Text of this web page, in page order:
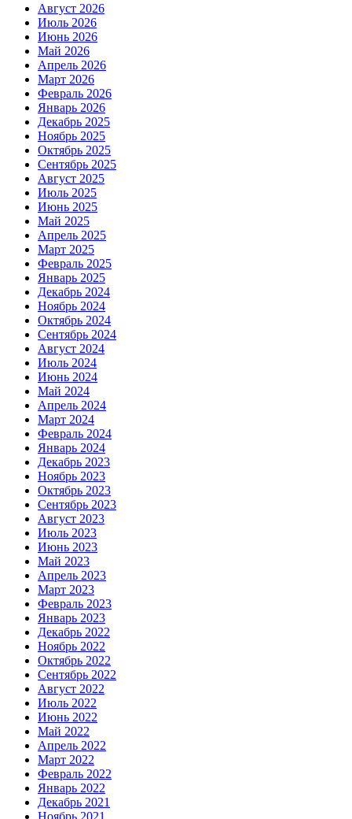
Август 2026
Июль 2026
Июнь 2026
Май 2026
Апрель 2026
Март 2026
Февраль 2026
Январь 2026
Декабрь 2025
Ноябрь 2025
Октябрь 2025
Сентябрь 2025
Август 2025
Июль 2025
Июнь 2025
Май 2025
Апрель 2025
Март 2025
Февраль 2025
Январь 2025
Декабрь 2024
Ноябрь 2024
Октябрь 2024
Сентябрь 2024
Август 2024
Июль 2024
Июнь 2024
Май 2024
Апрель 2024
Март 2024
Февраль 2024
Январь 2024
Декабрь 2023
Ноябрь 2023
Октябрь 2023
Сентябрь 2023
Август 2023
Июль 2023
Июнь 2023
Май 2023
Апрель 2023
Март 2023
Февраль 2023
Январь 2023
Декабрь 2022
Ноябрь 2022
Октябрь 2022
Сентябрь 2022
Август 2022
Июль 2022
Июнь 2022
Май 2022
Апрель 2022
Март 2022
Февраль 2022
Январь 2022
Декабрь 2021
Ноябрь 2021